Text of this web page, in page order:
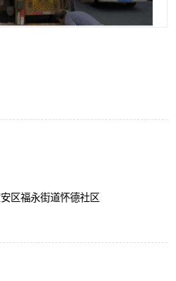
区福永街道怀德社区